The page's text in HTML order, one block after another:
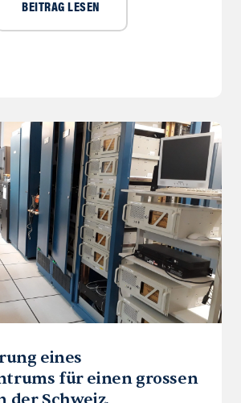
BEITRAG LESEN
eines
für einen grossen